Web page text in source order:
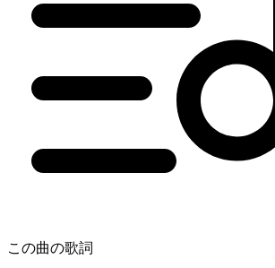
この曲の歌詞